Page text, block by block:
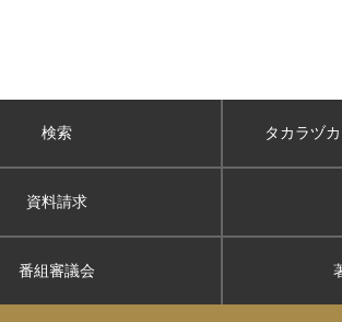
検索 タカラヅ
資料請求
番組審議会